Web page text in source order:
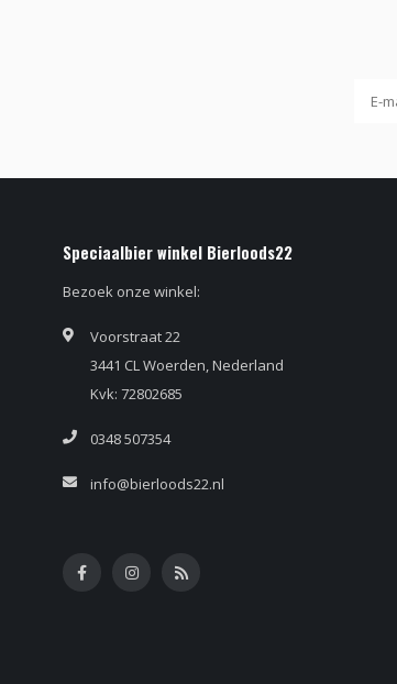
Speciaalbier winkel Bierloods22
Bezoek onze winkel:
Voorstraat 22
3441 CL Woerden, Nederland
Kvk: 72802685
0348 507354
info@bierloods22.nl